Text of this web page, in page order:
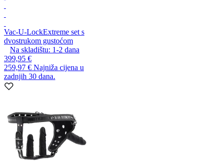
Vac-U-LockExtreme set s
dvostrukom gustoćom
Na skladištu: 1-2 dana
399,95 €
259,97 € Najniža cijena u
zadnjih 30 dana.